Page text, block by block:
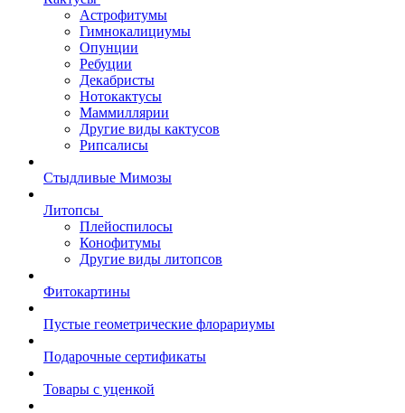
Астрофитумы
Гимнокалициумы
Опунции
Ребуции
Декабристы
Нотокактусы
Маммиллярии
Другие виды кактусов
Рипсалисы
Стыдливые Мимозы
Литопсы
Плейоспилосы
Конофитумы
Другие виды литопсов
Фитокартины
Пустые геометрические флорариумы
Подарочные сертификаты
Товары с уценкой